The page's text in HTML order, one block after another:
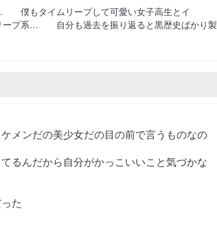
僕もタイムリープして可愛い女子高生とイ
プ系… 自分も過去を振り返ると黒歴史ばかり製
通り… まぁよくある青春時代にタイムリープか
メンだの美少女だの目の前で言うものなの
るんだから自分がかっこいいこと気づかな
た